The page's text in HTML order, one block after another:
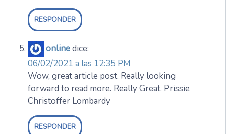
RESPONDER
onlinedice:
06/02/2021 a las 12:35 PM
Wow, great article post. Really looking
forward to read more. Really Great. Prissie
Christoffer Lombardy
RESPONDER